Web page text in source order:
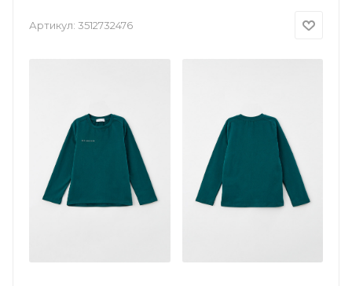
Артикул: 3512732476